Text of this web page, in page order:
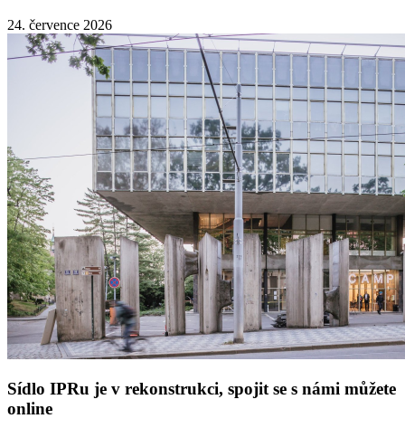
24. července 2026
Sídlo IPRu je v rekonstrukci, spojit se s námi můžete
online